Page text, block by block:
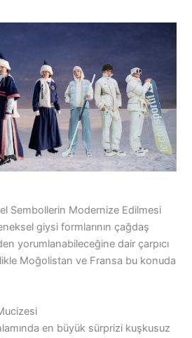
Sembollerin Modernize Edilmesi
giysi formlarının çağdaş
yorumlanabileceğine dair çarpıcı
Moğolistan ve Fransa bu konuda
en büyük sürprizi kuşkusuz